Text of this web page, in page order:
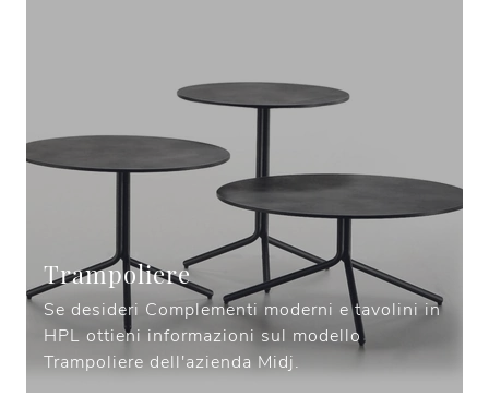
Trampoliere
Se desideri Complementi moderni e tavolini in
HPL ottieni informazioni sul modello
Trampoliere dell'azienda Midj.